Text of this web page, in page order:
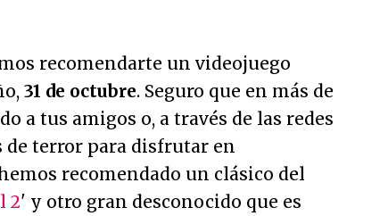
recomendarte un videojuego
31 de octubre. Seguro que en más de
a tus amigos o, a través de las redes
de terror para disfrutar en
recomendado un clásico del
2' y otro gran desconocido que es